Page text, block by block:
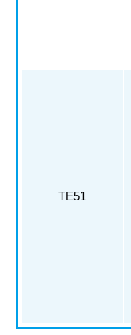
TE51